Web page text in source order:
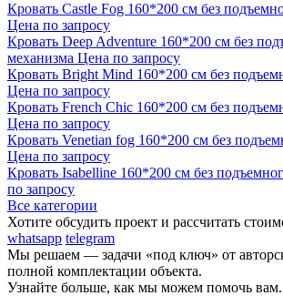
Кровать Castle Fog 160*200 см без
Цена по запросу
Кровать Deep Adventure 160*200 см без
механизма Цена по запросу
Кровать Bright Mind 160*200 см без
Цена по запросу
Кровать French Chic 160*200 см без
Цена по запросу
Кровать Venetian fog 160*200 см без
Цена по запросу
Кровать Isabelline 160*200 см без
по запросу
Все категории
Хотите обсудить проект и рассчитать
whatsapp telegram
Мы решаем — задачи «под ключ» от
полной комплектации объекта.
Узнайте больше, как мы можем помочь вам.